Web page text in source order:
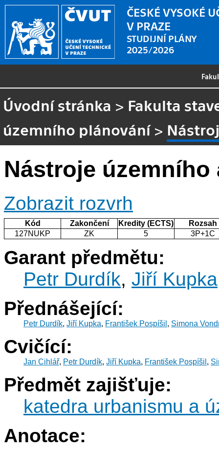
ČESKÉ VYSOKÉ
V PRAZE
STUDIJNÍ PLÁNY
2025/2026
Úvodní stránka > Fakulta
územního plánování>
Nástroje
Zobrazit rozvrh
Kód Zakončení Kredity (ECTS)
Rozsah
127NUKP
ZK 5 3P+1C
Garant předmětu:
Petr Durdík, Jiří Kupka
Přednášející:
Petr Durdík, Jiří Kupka, František Pospíšil , Simona
Cvičící:
Jan Cihlář, Petr Durdík, Jiří Kupka, František Pospíšil ,
Předmět zajišťuje:
katedra urbanismu a
Anotace: